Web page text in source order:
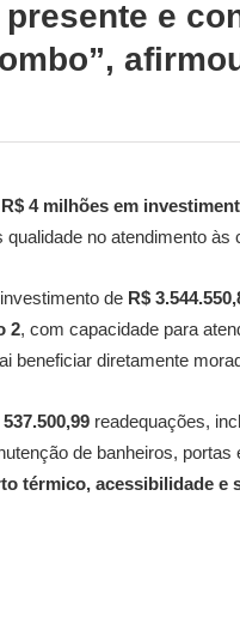
e
4 milhões em
no atendimento às
de R$
2, com capacidade para
beneficiar diretamente
537.500,99 readequações,
de banheiros,
térmico, acessibilidade e